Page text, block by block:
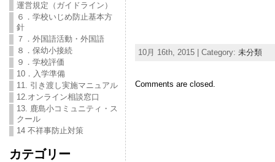
運営規定（ガイドライン）
６．学校いじめ防止基本方
針
７．外国語活動・外国語
８．保幼小接続
９．学校評価
10．入学準備
11. 引き渡し実施マニュアル
12.オンライン相談窓口
13. 鹿島小コミュニティ・ス
クール
14 不祥事防止対策
カテゴリー
10月 16th, 2015 | Category: 未分類
Comments are closed.